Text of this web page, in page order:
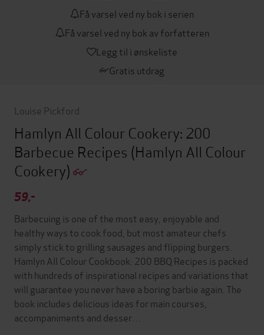
Få varsel ved ny bok i serien
Få varsel ved ny bok av forfatteren
Legg til i ønskeliste
Gratis utdrag
Louise Pickford
Hamlyn All Colour Cookery: 200
Barbecue Recipes (Hamlyn All Colour
Cookery)
59,-
Barbecuing is one of the most easy, enjoyable and
healthy ways to cook food, but most amateur chefs
simply stick to grilling sausages and flipping burgers.
Hamlyn All Colour Cookbook: 200 BBQ Recipes is packed
with hundreds of inspirational recipes and variations that
will guarantee you never have a boring barbie again. The
book includes delicious ideas for main courses,
accompaniments and desser…